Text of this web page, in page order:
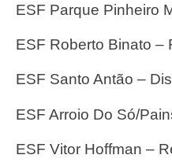
ESF Parque Pinheiro
ESF Roberto Binato
ESF Santo Antão –
ESF Arroio Do Só/
ESF Vitor Hoffman –